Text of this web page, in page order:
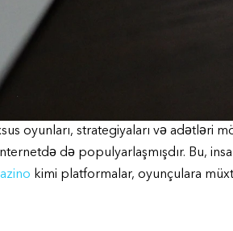
oyunları, strategiyaları və adətləri
də populyarlaşmışdır. Bu,
kimi platformalar, oyunçulara